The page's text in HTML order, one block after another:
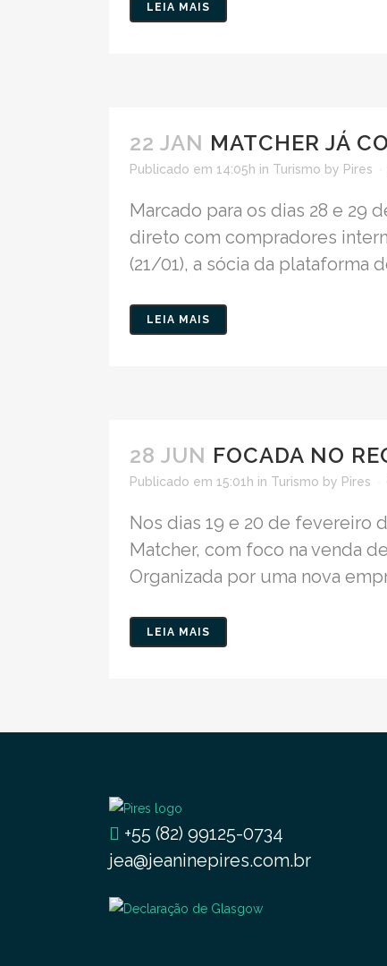
LEIA MAIS
22 JAN MATCHER JÁ
Publicado em 14:05h in Turismo by Pires
Marcado para os dias 28 e 29
direto com compradores
(21/01), a sócia da plataforma
LEIA MAIS
28 JUN FOCADA NO
Publicado em 15:01h in Turismo by Pires
Nos dias 19 e 20 de fevereiro
Matcher, com foco na venda
Organizada por uma nova
LEIA MAIS
+55 (82) 99125-0734
jea@jeaninepires.com.br